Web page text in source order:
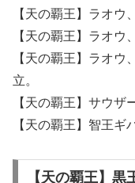
【天の覇王】ラオウ
【天の覇王】ラオウ
【天の覇王】ラオウ
立。
【天の覇王】サウザ
【天の覇王】智王ギ
【天の覇王】黒